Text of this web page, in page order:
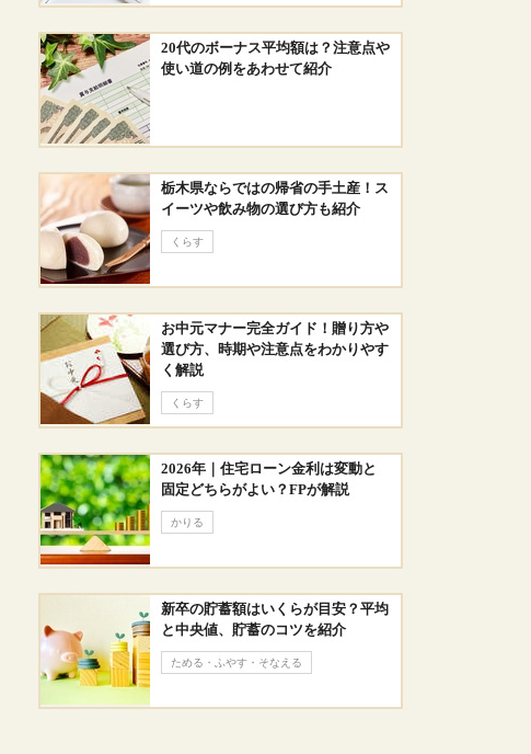
20代のボーナス平均額は？注意点や
使い道の例をあわせて紹介
栃木県ならではの帰省の手土産！ス
イーツや飲み物の選び方も紹介
くらす
お中元マナー完全ガイド！贈り方や
選び方、時期や注意点をわかりやす
く解説
くらす
2026年｜住宅ローン金利は変動と
固定どちらがよい？FPが解説
かりる
新卒の貯蓄額はいくらが目安？平均
と中央値、貯蓄のコツを紹介
ためる・ふやす・そなえる